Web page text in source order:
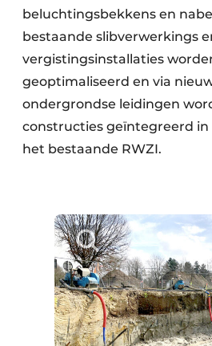
beluchtingsbekkens en
bestaande slibverwerkings
vergistingsinstallaties
geoptimaliseerd en via
ondergrondse leidingen
constructies geïntegreerd in
het bestaande RWZI.